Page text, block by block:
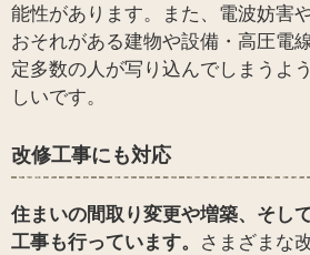
能性があります。また、電波妨害
おそれがある建物や設備・高圧電
定多数の人が写り込んでしまうよ
しいです。
改修工事にも対応
住まいの間取り変更や増築、そし
工事も行っています。
さまざまな